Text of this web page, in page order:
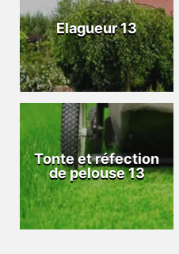
Elagueur 13
Tonte et réfection
de pelouse 13